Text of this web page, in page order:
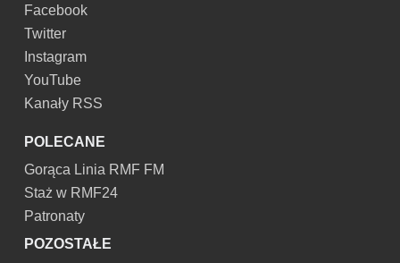
Facebook
Twitter
Instagram
YouTube
Kanały RSS
POLECANE
Gorąca Linia RMF FM
Staż w RMF24
Patronaty
POZOSTAŁE